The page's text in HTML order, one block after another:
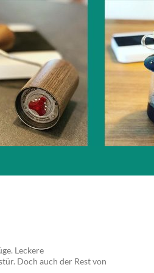
Leckere
Doch auch der Rest von